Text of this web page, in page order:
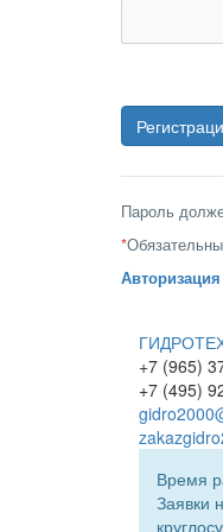
Пароль
*
Авторизация
+7 (965)
+7 (495)
Время
Заявки